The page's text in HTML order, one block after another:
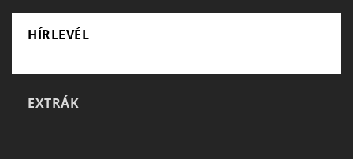
HÍRLEVÉL
EXTRÁK